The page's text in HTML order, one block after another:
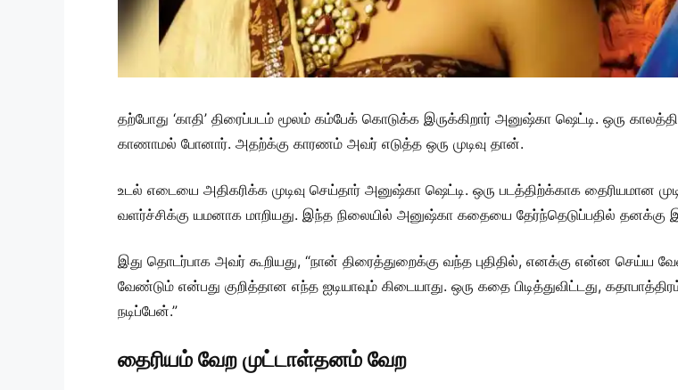
தற்போது ‘காதி’ திரைப்படம் மூலம் கம்பேக் கொடுக்க இருக்கிறார் அனுஷ்கா ஷெட்டி. ஒரு
காணாமல் போனார். அதற்க்கு காரணம் அவர் எடுத்த ஒரு முடிவு தான்.
உடல் எடையை அதிகரிக்க முடிவு செய்தார் அனுஷ்கா ஷெட்டி. ஒரு படத்திற்க்காக
வளர்ச்சிக்கு யமனாக மாறியது. இந்த நிலையில் அனுஷ்கா கதையை தேர்ந்தெடுப்பதில் தனக்கு
இது தொடர்பாக அவர் கூறியது, “நான் திரைத்துறைக்கு வந்த புதிதில், எனக்கு என்ன செய்ய
வேண்டும் என்பது குறித்தான எந்த ஐடியாவும் கிடையாது. ஒரு கதை பிடித்துவிட்டது,
நடிப்பேன்.”
தைரியம் வேற முட்டாள்தனம் வேற